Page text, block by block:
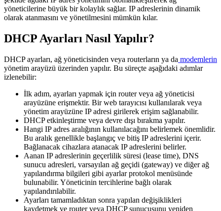
yöneticilerine büyük bir kolaylık sağlar. IP adreslerinin dinamik
olarak atanmasını ve yönetilmesini mümkün kılar.
DHCP Ayarları Nasıl Yapılır?
DHCP ayarları, ağ yöneticisinden veya routerların ya da modemlerin
yönetim arayüzü üzerinden yapılır. Bu süreçte aşağıdaki adımlar
izlenebilir:
İlk adım, ayarları yapmak için router veya ağ yöneticisi
arayüzüne erişmektir. Bir web tarayıcısı kullanılarak veya
yönetim arayüzüne IP adresi girilerek erişim sağlanabilir.
DHCP etkinleştirme veya devre dışı bırakma yapılır.
Hangi IP adres aralığının kullanılacağını belirlemek önemlidir.
Bu aralık genellikle başlangıç ve bitiş IP adreslerini içerir.
Bağlanacak cihazlara atanacak IP adreslerini belirler.
Aanan IP adreslerinin geçerlilik süresi (lease time), DNS
sunucu adresleri, varsayılan ağ geçidi (gateway) ve diğer ağ
yapılandırma bilgileri gibi ayarlar protokol menüsünde
bulunabilir. Yöneticinin tercihlerine bağlı olarak
yapılandırılabilir.
Ayarları tamamladıktan sonra yapılan değişiklikleri
kaydetmek ve router veya DHCP sunucusunu yeniden